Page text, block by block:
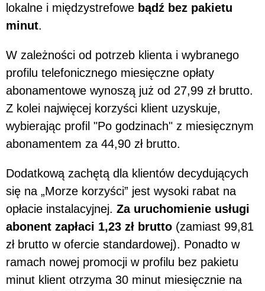
lokalne i międzystrefowe bądź bez pakietu
minut.
W zależności od potrzeb klienta i wybranego
profilu telefonicznego miesięczne opłaty
abonamentowe wynoszą już od 27,99 zł brutto.
Z kolei najwięcej korzyści klient uzyskuje,
wybierając profil "Po godzinach" z miesięcznym
abonamentem za 44,90 zł brutto.
Dodatkową zachętą dla klientów decydujących
się na „Morze korzyści” jest wysoki rabat na
opłacie instalacyjnej. Za uruchomienie usługi
abonent zapłaci 1,23 zł brutto (zamiast 99,81
zł brutto w ofercie standardowej). Ponadto w
ramach nowej promocji w profilu bez pakietu
minut klient otrzyma 30 minut miesięcznie na